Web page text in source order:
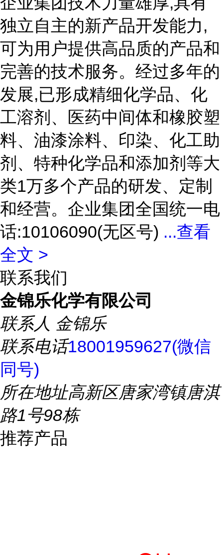
独立自主的新产品开发能力,
可为用户提供高品质的产品和
完善的技术服务。经过多年的
发展,已形成精细化学品、化
工溶剂、医药中间体和橡胶塑
料、油漆涂料、印染、化工助
剂、特种化学品和添加剂等大
类1万多个产品的研发、定制
和经营。企业集团全国统一电
话:10106090(无区号) ...查看
全文 >
联系我们
金锦乐化学有限公司
联系人 金锦乐
联系电话18001959627(微信
同号)
所在地址高新区唐家湾镇唐淇
路1号98栋
推荐产品